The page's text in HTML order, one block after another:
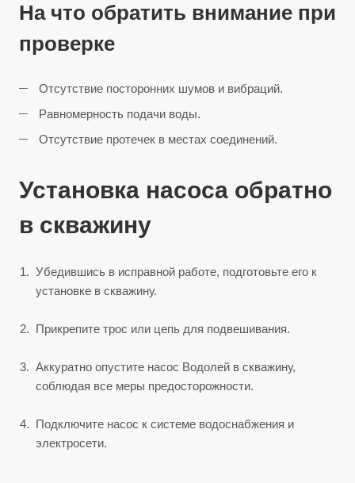
На что обратить внимание при
проверке
Отсутствие посторонних шумов и вибраций.
Равномерность подачи воды.
Отсутствие протечек в местах соединений.
Установка насоса обратно
в скважину
Убедившись в исправной работе, подготовьте его к
установке в скважину.
Прикрепите трос или цепь для подвешивания.
Аккуратно опустите насос Водолей в скважину,
соблюдая все меры предосторожности.
Подключите насос к системе водоснабжения и
электросети.